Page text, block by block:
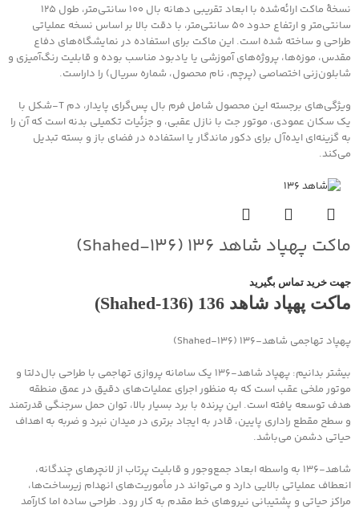
نسخهٔ ماکت ارائه‌شده با ابعاد تقریبی دهانه بال 100 سانتی‌متر، طول 125
سانتی‌متر و ارتفاع حدود 50 سانتی‌متر، با دقت بالا بر اساس نسخه عملیاتی
طراحی و ساخته شده است. این ماکت برای استفاده در نمایشگاه‌های دفاع
مقدس، موزه‌ها، پروژه‌های آموزشی یا یادبود مناسب بوده و قابلیت رنگ‌آمیزی و
شابلون‌زنی اختصاصی (پرچم، نام محصول، شماره سریال) را داراست.
ویژگی‌های برجسته این محصول شامل فرم بال پس‌گرای پایدار، دم T‑شکل با
یک سکان عمودی، موتور جت با نازل عقبی، و جزئیات تکمیلی بدنه است که آن را
به گزینه‌ای ایده‌آل برای دکور ماندگار یا استفاده در فضای باز و بسته تبدیل
می‌کند.
ماکت پهپاد شاهد ۱۳۶ (Shahed‑۱۳۶)
جهت خرید تماس بگیرید
ماکت پهپاد شاهد 136 (Shahed‑136)
پهپاد تهاجمی شاهد‑۱۳۶ (Shahed‑136)
بیشتر بدانیم: پهپاد شاهد‑۱۳۶ یک سامانه پروازی تهاجمی با طراحی بال‌دلتا و
موتور ملخی عقب است که به منظور اجرای عملیات‌های دقیق در عمق منطقه
هدف توسعه یافته است. این پرنده با برد بسیار بالا، توان حمل سرجنگی قدرتمند
و سطح مقطع راداری پایین، قادر به ایجاد برتری در میدان نبرد و ضربه به اهداف
حیاتی دشمن می‌باشد.
شاهد‑۱۳۶ به واسطه ابعاد جمع‌وجور و قابلیت پرتاب از لانچرهای چندگانه،
انعطاف عملیاتی بالایی دارد و می‌تواند در مأموریت‌های انهدام زیرساخت‌ها،
مراکز حیاتی و پشتیبانی نیروهای خط مقدم به کار رود. طراحی ساده اما کارآمد